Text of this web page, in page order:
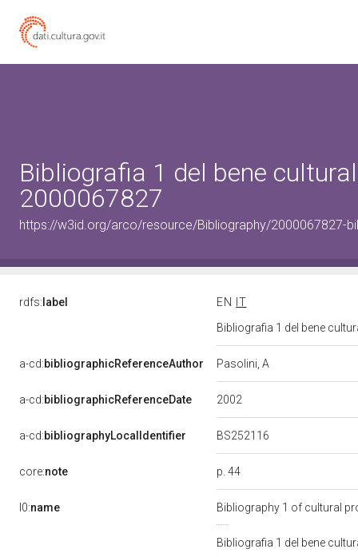
Bibliografia 1 del bene
2000067827
https://w3id.org/arco/resource/Bibliography/2000067827-
rdfs: label EN
IT
Bibliografia 1 del bene
a-cd:bibliographicReferenceAuthor Pasolini, A
a-cd:bibliographicReferenceDate 2002
a-cd:bibliographyLocalIdentifier BS252116
core:note p. 44
l0:name Bibliography 1 of cultural
Bibliografia 1 del bene